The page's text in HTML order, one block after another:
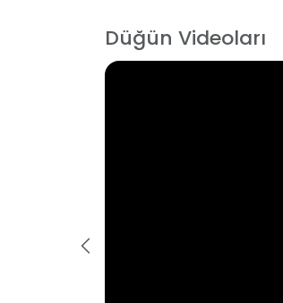
Düğün Videoları